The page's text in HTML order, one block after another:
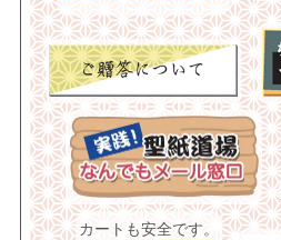
カートも安全です。